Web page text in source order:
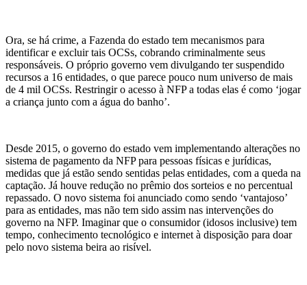
Ora, se há crime, a Fazenda do estado tem mecanismos para
identificar e excluir tais OCSs, cobrando criminalmente seus
responsáveis. O próprio governo vem divulgando ter suspendido
recursos a 16 entidades, o que parece pouco num universo de mais
de 4 mil OCSs. Restringir o acesso à NFP a todas elas é como ‘jogar
a criança junto com a água do banho’.
Desde 2015, o governo do estado vem implementando alterações no
sistema de pagamento da NFP para pessoas físicas e jurídicas,
medidas que já estão sendo sentidas pelas entidades, com a queda na
captação. Já houve redução no prêmio dos sorteios e no percentual
repassado. O novo sistema foi anunciado como sendo ‘vantajoso’
para as entidades, mas não tem sido assim nas intervenções do
governo na NFP. Imaginar que o consumidor (idosos inclusive) tem
tempo, conhecimento tecnológico e internet à disposição para doar
pelo novo sistema beira ao risível.